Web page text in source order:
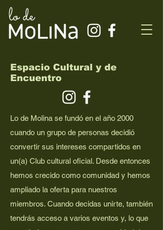
Espacio Cultural y de
Encuentro
Lo de Molina se fundó en el año 2000
cuando un grupo de personas decidió
convertir sus intereses compartidos en
un(a) Club cultural oficial. Desde entonces
hemos crecido como comunidad y hemos
ampliado la oferta para nuestros
miembros. Cuando decidas unirte, también
tendrás acceso a varios eventos y, lo que